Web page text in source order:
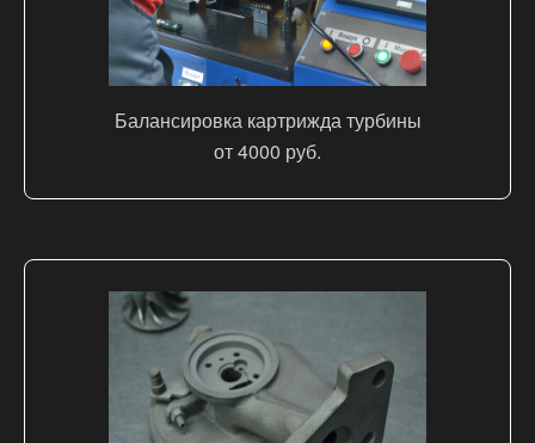
Балансировка картрижда турбины
от 4000 руб.